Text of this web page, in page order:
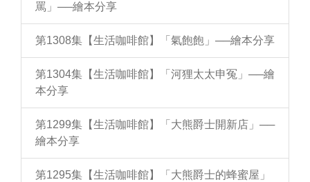
罵」──繪本分享
第1308集【生活咖啡館】「氣飽飽」──繪本分享
第1304集【生活咖啡館】「河狸太太申冤」──繪
本分享
第1299集【生活咖啡館】「大熊爵士開新店」──
繪本分享
第1295集【生活咖啡館】「大熊爵士的蜂蜜屋」